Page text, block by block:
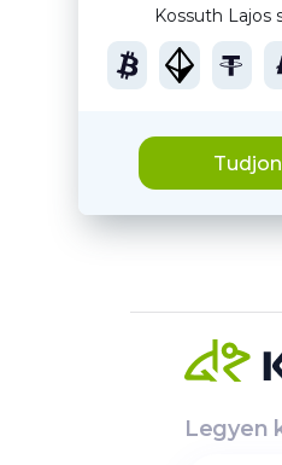
Kossuth Lajos
Legyen